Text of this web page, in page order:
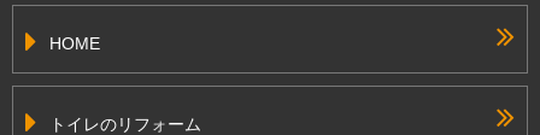
HOME
トイレのリフォーム